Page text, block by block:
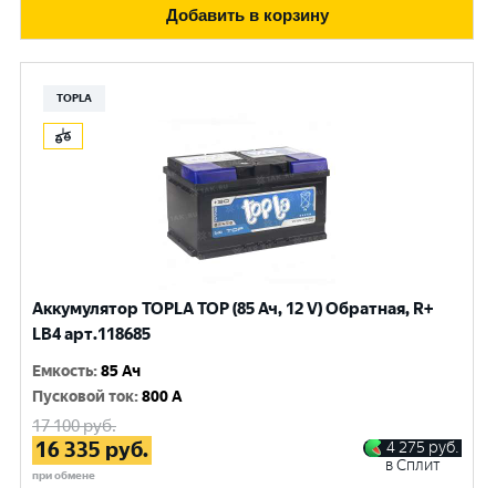
Добавить в корзину
TOPLA
Аккумулятор TOPLA TOP (85 Ач, 12 V) Обратная, R+
LB4 арт.118685
Емкость:85 Ач
Пусковой ток:800 A
17 100руб.
16 335 руб.
при обмене
4 275 руб.
в Сплит